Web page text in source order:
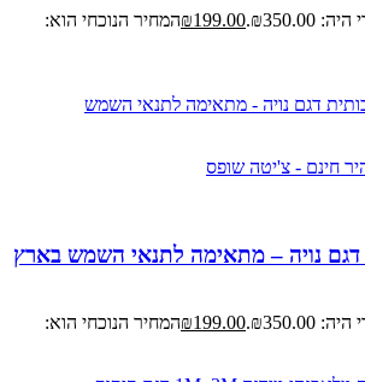
₪199.00
המחיר הנוכחי הוא:
חינם - צ'יטה שופס
דגם נויה – מתאימה לתנאי השמש בארץ
₪199.00
המחיר הנוכחי הוא: